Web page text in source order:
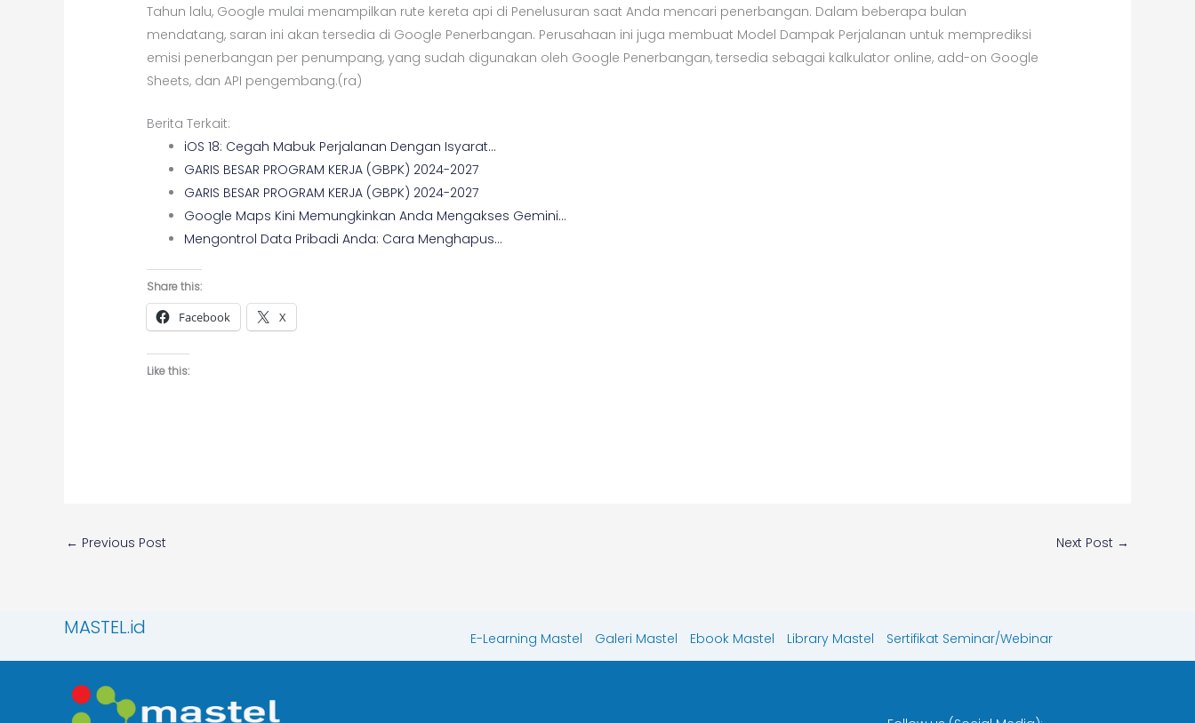
Tahun lalu, Google mulai menampilkan rute kereta api di Penelusuran saat Anda mencari penerbangan. Dalam beberapa bulan
mendatang, saran ini akan tersedia di Google Penerbangan. Perusahaan ini juga membuat Model Dampak Perjalanan untuk memprediksi
emisi penerbangan per penumpang, yang sudah digunakan oleh Google Penerbangan, tersedia sebagai kalkulator online, add-on Google
Sheets, dan API pengembang.(ra)
Berita Terkait:
iOS 18: Cegah Mabuk Perjalanan Dengan Isyarat…
GARIS BESAR PROGRAM KERJA (GBPK) 2024-2027
GARIS BESAR PROGRAM KERJA (GBPK) 2024-2027
Google Maps Kini Memungkinkan Anda Mengakses Gemini…
Mengontrol Data Pribadi Anda: Cara Menghapus…
Share this:
Facebook X
Like this:
← Previous Post Next Post →
MASTEL.id E-Learning Mastel Galeri Mastel Ebook Mastel Library Mastel Sertifikat Seminar/Webinar